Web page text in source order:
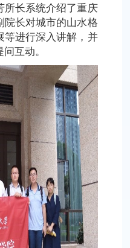
所长系统介绍了重庆
院长对城市的山水格
等进行深入讲解，并
互动。